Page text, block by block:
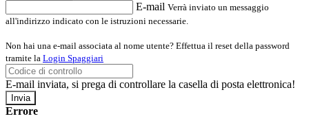
E-mail Verrà inviato un messaggio
all'indirizzo indicato con le istruzioni necessarie.
Non hai una e-mail associata al nome utente? Effettua il reset della password
tramite la Login Spaggiari
E-mail inviata, si prega di controllare la casella di posta elettronica!
Errore